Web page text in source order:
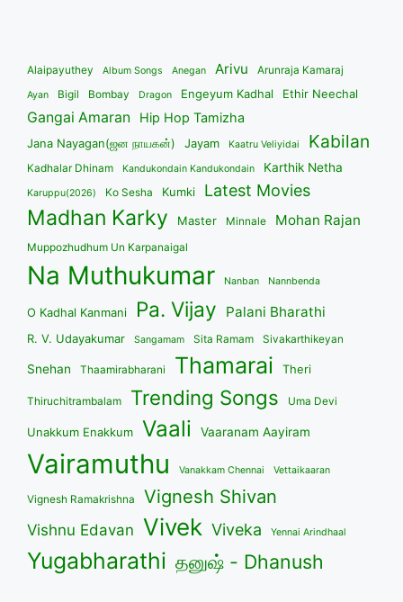
Alaipayuthey Album Songs Anegan Arivu Arunraja Kamaraj
Ayan Bigil Bombay Dragon Engeyum Kadhal Ethir Neechal
Gangai Amaran Hip Hop Tamizha
Jana Nayagan(ஜன நாயகன்) Jayam Kaatru Veliyidai Kabilan
Kadhalar Dhinam Kandukondain Kandukondain Karthik Netha
Karuppu(2026) Ko Sesha Kumki Latest Movies
Madhan Karky Master Minnale Mohan Rajan
Muppozhudhum Un Karpanaigal
Na Muthukumar Nanban Nannbenda
O Kadhal Kanmani Pa. Vijay Palani Bharathi
R. V. Udayakumar Sangamam Sita Ramam Sivakarthikeyan
Snehan Thaamirabharani Thamarai Theri
Thiruchitrambalam Trending Songs Uma Devi
Unakkum Enakkum Vaali Vaaranam Aayiram
Vairamuthu Vanakkam Chennai Vettaikaaran
Vignesh Ramakrishna Vignesh Shivan
Vishnu Edavan Vivek Viveka Yennai Arindhaal
Yugabharathi தனுஷ் - Dhanush